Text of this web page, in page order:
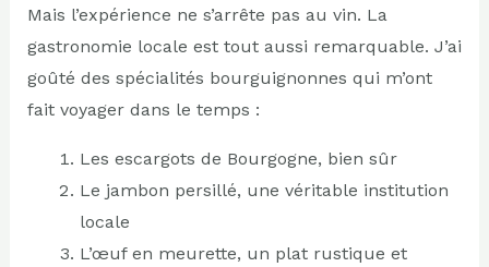
Mais l’expérience ne s’arrête pas au vin. La
gastronomie locale est tout aussi remarquable. J’ai
goûté des spécialités bourguignonnes qui m’ont
fait voyager dans le temps :
Les escargots de Bourgogne, bien sûr
Le jambon persillé, une véritable institution
locale
L’œuf en meurette, un plat rustique et